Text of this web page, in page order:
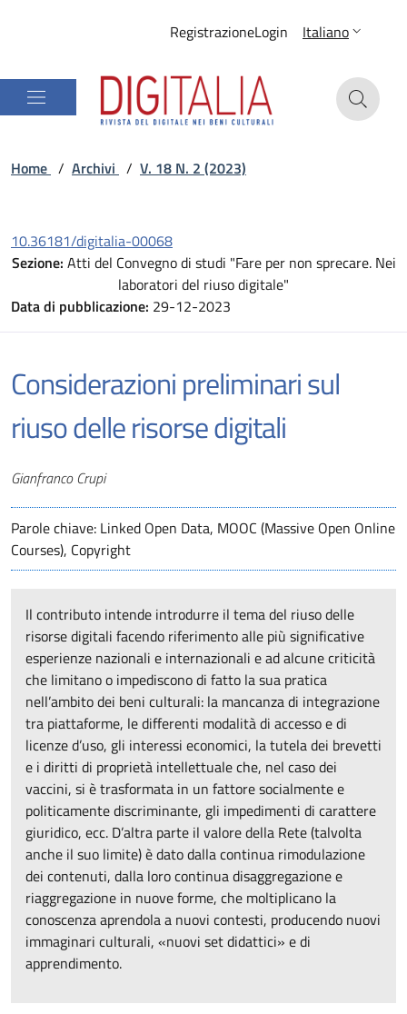
RegistrazioneLogin Italiano
Home / Archivi / V. 18 N. 2 (2023)
10.36181/digitalia-00068
Sezione: Atti del Convegno di studi "Fare per non sprecare. Nei
laboratori del riuso digitale"
Data di pubblicazione: 29-12-2023
Considerazioni preliminari sul
riuso delle risorse digitali
Autori
Gianfranco Crupi
Parole chiave: Linked Open Data, MOOC (Massive Open Online
Courses), Copyright
Il contributo intende introdurre il tema del riuso delle
risorse digitali facendo riferimento alle più significative
esperienze nazionali e internazionali e ad alcune criticità
che limitano o impediscono di fatto la sua pratica
nell’ambito dei beni culturali: la mancanza di integrazione
tra piattaforme, le differenti modalità di accesso e di
licenze d’uso, gli interessi economici, la tutela dei brevetti
e i diritti di proprietà intellettuale che, nel caso dei
vaccini, si è trasformata in un fattore socialmente e
politicamente discriminante, gli impedimenti di carattere
giuridico, ecc. D’altra parte il valore della Rete (talvolta
anche il suo limite) è dato dalla continua rimodulazione
dei contenuti, dalla loro continua disaggregazione e
riaggregazione in nuove forme, che moltiplicano la
conoscenza aprendola a nuovi contesti, producendo nuovi
immaginari culturali, «nuovi set didattici» e di
apprendimento.